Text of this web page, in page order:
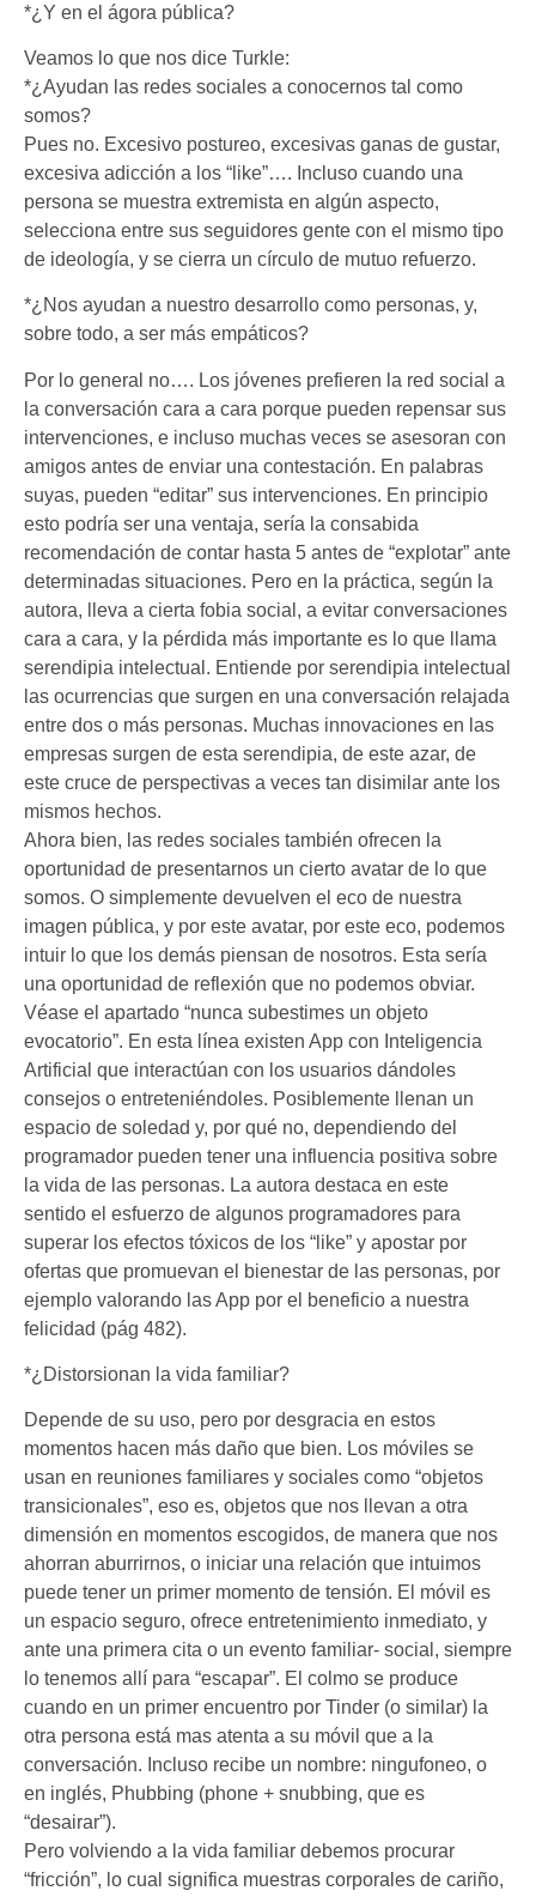
*¿Y en el ágora pública?
Veamos lo que nos dice Turkle:
*¿Ayudan las redes sociales a conocernos tal como
somos?
Pues no. Excesivo postureo, excesivas ganas de gustar,
excesiva adicción a los “like”…. Incluso cuando una
persona se muestra extremista en algún aspecto,
selecciona entre sus seguidores gente con el mismo tipo
de ideología, y se cierra un círculo de mutuo refuerzo.
*¿Nos ayudan a nuestro desarrollo como personas, y,
sobre todo, a ser más empáticos?
Por lo general no…. Los jóvenes prefieren la red social a
la conversación cara a cara porque pueden repensar sus
intervenciones, e incluso muchas veces se asesoran con
amigos antes de enviar una contestación. En palabras
suyas, pueden “editar” sus intervenciones. En principio
esto podría ser una ventaja, sería la consabida
recomendación de contar hasta 5 antes de “explotar” ante
determinadas situaciones. Pero en la práctica, según la
autora, lleva a cierta fobia social, a evitar conversaciones
cara a cara, y la pérdida más importante es lo que llama
serendipia intelectual. Entiende por serendipia intelectual
las ocurrencias que surgen en una conversación relajada
entre dos o más personas. Muchas innovaciones en las
empresas surgen de esta serendipia, de este azar, de
este cruce de perspectivas a veces tan disimilar ante los
mismos hechos.
Ahora bien, las redes sociales también ofrecen la
oportunidad de presentarnos un cierto avatar de lo que
somos. O simplemente devuelven el eco de nuestra
imagen pública, y por este avatar, por este eco, podemos
intuir lo que los demás piensan de nosotros. Esta sería
una oportunidad de reflexión que no podemos obviar.
Véase el apartado “nunca subestimes un objeto
evocatorio”. En esta línea existen App con Inteligencia
Artificial que interactúan con los usuarios dándoles
consejos o entreteniéndoles. Posiblemente llenan un
espacio de soledad y, por qué no, dependiendo del
programador pueden tener una influencia positiva sobre
la vida de las personas. La autora destaca en este
sentido el esfuerzo de algunos programadores para
superar los efectos tóxicos de los “like” y apostar por
ofertas que promuevan el bienestar de las personas, por
ejemplo valorando las App por el beneficio a nuestra
felicidad (pág 482).
*¿Distorsionan la vida familiar?
Depende de su uso, pero por desgracia en estos
momentos hacen más daño que bien. Los móviles se
usan en reuniones familiares y sociales como “objetos
transicionales”, eso es, objetos que nos llevan a otra
dimensión en momentos escogidos, de manera que nos
ahorran aburrirnos, o iniciar una relación que intuimos
puede tener un primer momento de tensión. El móvil es
un espacio seguro, ofrece entretenimiento inmediato, y
ante una primera cita o un evento familiar- social, siempre
lo tenemos allí para “escapar”. El colmo se produce
cuando en un primer encuentro por Tinder (o similar) la
otra persona está mas atenta a su móvil que a la
conversación. Incluso recibe un nombre: ningufoneo, o
en inglés, Phubbing (phone + snubbing, que es
“desairar”).
Pero volviendo a la vida familiar debemos procurar
“fricción”, lo cual significa muestras corporales de cariño,